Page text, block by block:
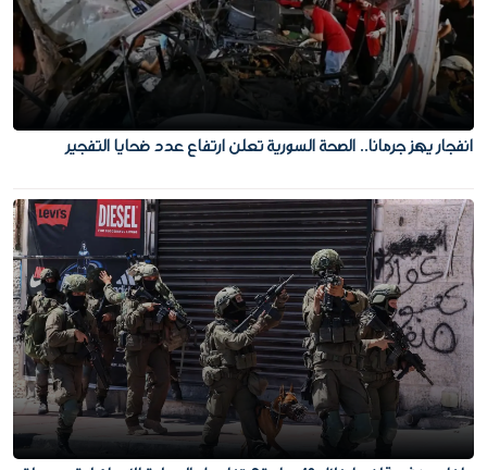
انفجار يهز جرمانا.. الصحة السورية تعلن ارتفاع عدد ضحايا التفجير